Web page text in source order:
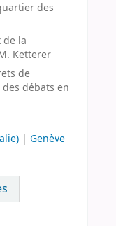
des
de la
Ketterer
de
débats en
| Genève